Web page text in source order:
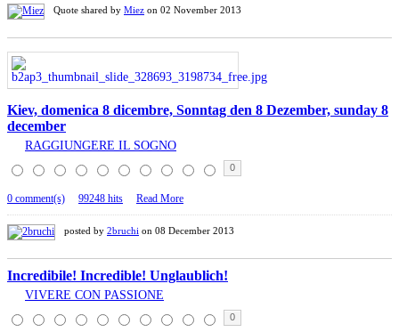
Quote shared by Miez on 02 November 2013
Kiev, domenica 8 dicembre, Sonntag den 8 Dezember, sunday 8
december
RAGGIUNGERE IL SOGNO
0
0 comment(s) 99248 hits Read More
posted by 2bruchi on 08 December 2013
Incredibile! Incredible! Unglaublich!
VIVERE CON PASSIONE
0